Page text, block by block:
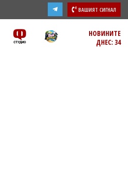
ВАШИЯТ СИГНАЛ
НОВИНИТЕ
ДНЕС: 34